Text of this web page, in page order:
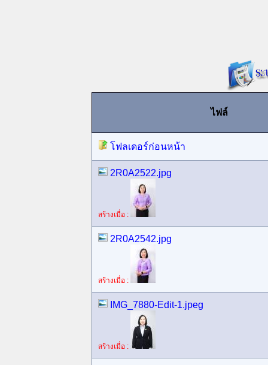
ไฟล์
โฟลเดอร์ก่อนหน้า
2R0A2522.jpg
สร้างเมื่อ :
2R0A2542.jpg
สร้างเมื่อ :
IMG_7880-Edit-1.jpeg
สร้างเมื่อ :